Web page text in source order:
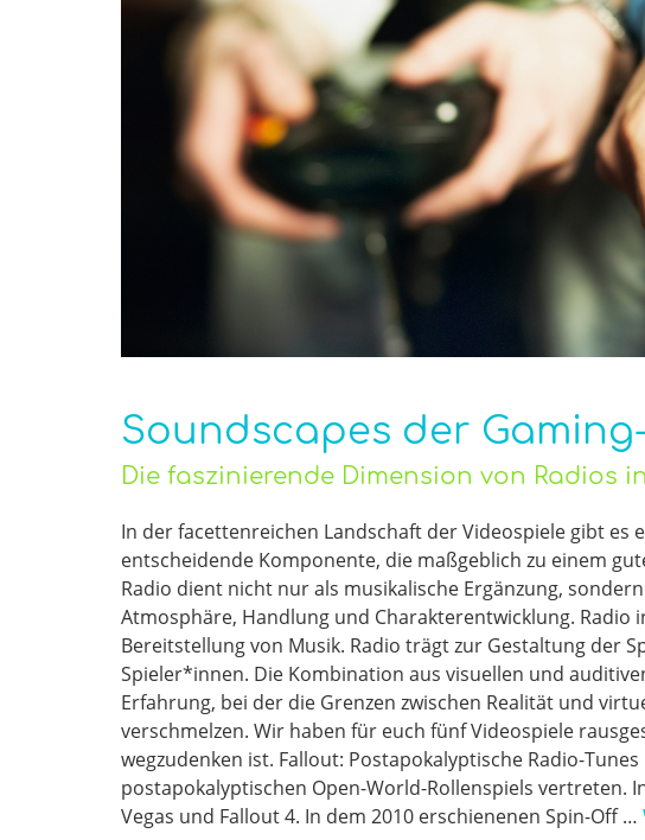
Soundscapes der
Die faszinierende Dimension von Radios
In der facettenreichen Landschaft der Videospiele gibt es
entscheidende Komponente, die maßgeblich zu einem
Radio dient nicht nur als musikalische Ergänzung,
Atmosphäre, Handlung und Charakterentwicklung. Radio
Bereitstellung von Musik. Radio trägt zur Gestaltung der
Spieler*innen. Die Kombination aus visuellen und
Erfahrung, bei der die Grenzen zwischen Realität und
verschmelzen. Wir haben für euch fünf Videospiele
wegzudenken ist. Fallout: Postapokalyptische Radio-
postapokalyptischen Open-World-Rollenspiels vertreten.
Vegas und Fallout 4. In dem 2010 erschienenen Spin-Off …